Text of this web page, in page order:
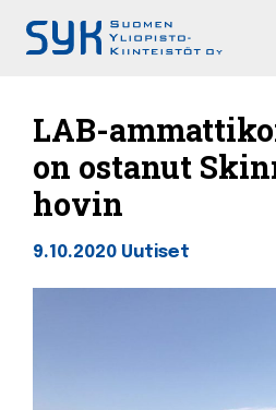
LAB-
on ostanut
hovin
9.10.2020 Uutiset